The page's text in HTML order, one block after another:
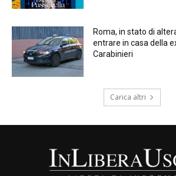
Roma, in stato di
entrare in casa della
Carabinieri
Carica altri